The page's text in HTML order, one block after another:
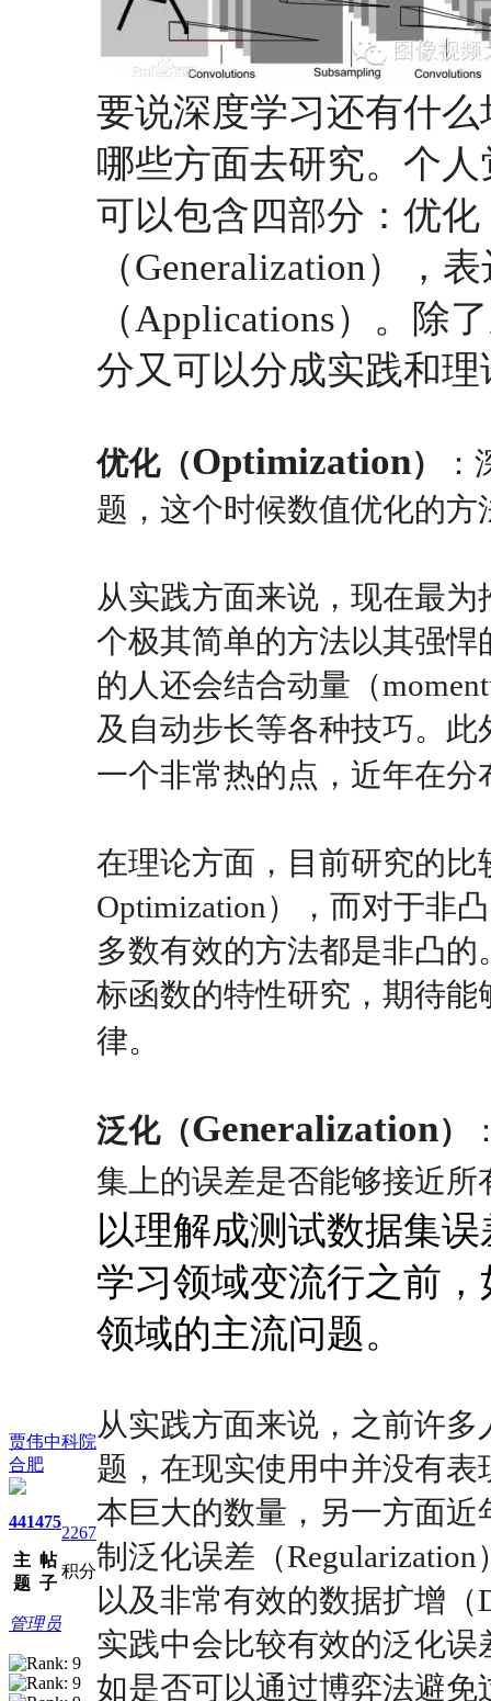
贾伟中科院
合肥
441
主
题
475
帖
子
2267
积分
管理员
要说深度学习还有什
哪些方面去研究。个
可以包含四部分：优
（Generalization），
（Applications）。除
分又可以分成实践和
优化（Optimization）
题，这个时候数值优化的
从实践方面来说，现在最
个极其简单的方法以其强
的人还会结合动量（
及自动步长等各种技巧。
一个非常热的点，近年在
在理论方面，目前研究的比
Optimization），而对于非
多数有效的方法都是非凸
标函数的特性研究，期待
律。
泛化（Generalization）
集上的误差是否能够接近
以理解成测试数据集
学习领域变流行之前
领域的主流问题。
从实践方面来说，之前许
题，在现实使用中并没有
本巨大的数量，另一方面
制泛化误差（
以及非常有效的数据扩增（
实践中会比较有效的泛化
如是否可以通过博弈法避